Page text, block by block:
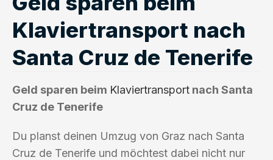
Klaviertransport nach
Santa Cruz de Tenerife
Geld sparen beim Klaviertransport nach Santa
Cruz de Tenerife
Du planst deinen Umzug von Graz nach Santa
Cruz de Tenerife und möchtest dabei nicht nur